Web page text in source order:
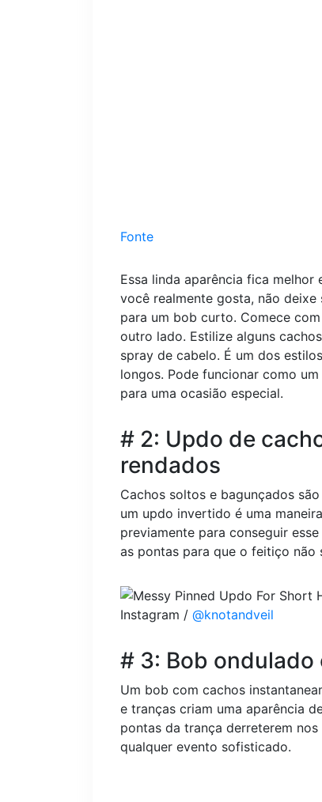
Fonte
Essa linda aparência fica
você realmente gosta, não
para um bob curto. Comece
outro lado. Estilize alguns
spray de cabelo. É um dos
longos. Pode funcionar como
para uma ocasião especial.
# 2: Updo de
rendados
Cachos soltos e bagunçados
um updo invertido é uma
previamente para conseguir
as pontas para que o feitiço não
Instagram / @knotandveil
# 3: Bob
Um bob com cachos
e tranças criam uma aparência
pontas da trança derreterem
qualquer evento sofisticado.